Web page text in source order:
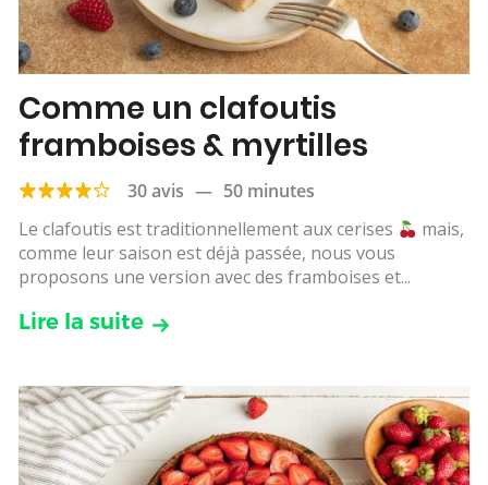
Comme un clafoutis
framboises & myrtilles
30 avis — 50 minutes
Le clafoutis est traditionnellement aux cerises
mais,
comme leur saison est déjà passée, nous vous
proposons une version avec des framboises et...
Lire la suite